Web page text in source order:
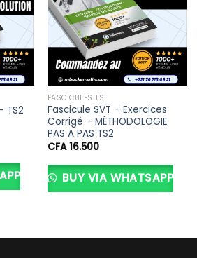
liste
TS2
Ajouter
à la liste
d’envies
FASCICULES TS
Fascicule SVT – Exercices
Corrigé – MÉTHODOLOGIE
PAS A PAS TS2
CFA16.500
BUY VIA WHATSAPP